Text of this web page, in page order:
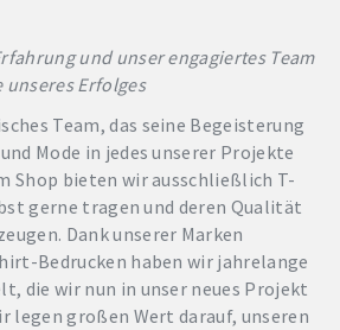
und unser engagiertes Team
Erfolges
Team, das seine Begeisterung
Mode in jedes unserer Projekte
Shop bieten wir ausschließlich T-
gerne tragen und deren Qualität
Dank unserer Marken
Bedrucken haben wir jahrelange
die wir nun in unser neues Projekt
legen großen Wert darauf, unseren